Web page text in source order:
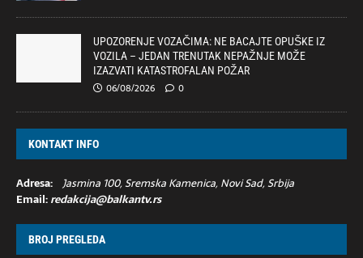
UPOZORENJE VOZAČIMA: NE BACAJTE OPUŠKE IZ
VOZILA – JEDAN TRENUTAK NEPAŽNJE MOŽE
IZAZVATI KATASTROFALAN POŽAR
06/08/2026 0
KONTAKT INFO
Adresa: Jasmina 100, Sremska Kamenica, Novi Sad, Srbija
Email:redakcija@balkantv.rs
BROJ PREGLEDA